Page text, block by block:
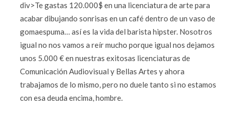
div>Te gastas 120.000$ en una licenciatura de arte para
acabar dibujando sonrisas en un café dentro de un vaso de
gomaespuma… así es la vida del barista hipster. Nosotros
igual no nos vamos a reír mucho porque igual nos dejamos
unos 5.000 € en nuestras exitosas licenciaturas de
Comunicación Audiovisual y Bellas Artes y ahora
trabajamos de lo mismo, pero no duele tanto si no estamos
con esa deuda encima, hombre.